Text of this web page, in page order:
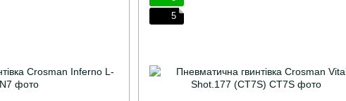
5